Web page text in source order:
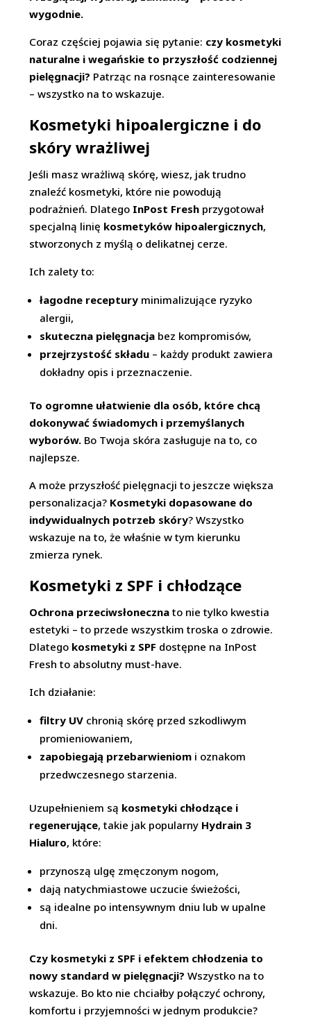
wygodnie.
Coraz częściej pojawia się pytanie: czy kosmetyki
naturalne i wegańskie to przyszłość codziennej
pielęgnacji? Patrząc na rosnące zainteresowanie
– wszystko na to wskazuje.
Kosmetyki hipoalergiczne i do
skóry wrażliwej
Jeśli masz wrażliwą skórę, wiesz, jak trudno
znaleźć kosmetyki, które nie powodują
podrażnień. Dlatego InPost Fresh przygotował
specjalną linię kosmetyków hipoalergicznych,
stworzonych z myślą o delikatnej cerze.
Ich zalety to:
łagodne receptury minimalizujące ryzyko
alergii,
skuteczna pielęgnacja bez kompromisów,
przejrzystość składu – każdy produkt zawiera
dokładny opis i przeznaczenie.
To ogromne ułatwienie dla osób, które chcą
dokonywać świadomych i przemyślanych
wyborów. Bo Twoja skóra zasługuje na to, co
najlepsze.
A może przyszłość pielęgnacji to jeszcze większa
personalizacja? Kosmetyki dopasowane do
indywidualnych potrzeb skóry? Wszystko
wskazuje na to, że właśnie w tym kierunku
zmierza rynek.
Kosmetyki z SPF i chłodzące
Ochrona przeciwsłoneczna to nie tylko kwestia
estetyki – to przede wszystkim troska o zdrowie.
Dlatego kosmetyki z SPF dostępne na InPost
Fresh to absolutny must-have.
Ich działanie:
filtry UV chronią skórę przed szkodliwym
promieniowaniem,
zapobiegają przebarwieniom i oznakom
przedwczesnego starzenia.
Uzupełnieniem są kosmetyki chłodzące i
regenerujące, takie jak popularny Hydrain 3
Hialuro, które:
przynoszą ulgę zmęczonym nogom,
dają natychmiastowe uczucie świeżości,
są idealne po intensywnym dniu lub w upalne
dni.
Czy kosmetyki z SPF i efektem chłodzenia to
nowy standard w pielęgnacji? Wszystko na to
wskazuje. Bo kto nie chciałby połączyć ochrony,
komfortu i przyjemności w jednym produkcie?